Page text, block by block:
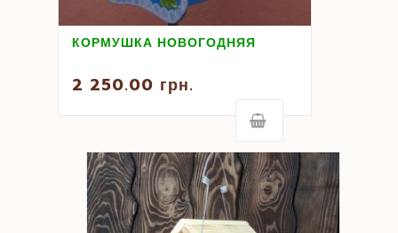
КОРМУШКА НОВОГОДНЯЯ
2 250.00 грн.